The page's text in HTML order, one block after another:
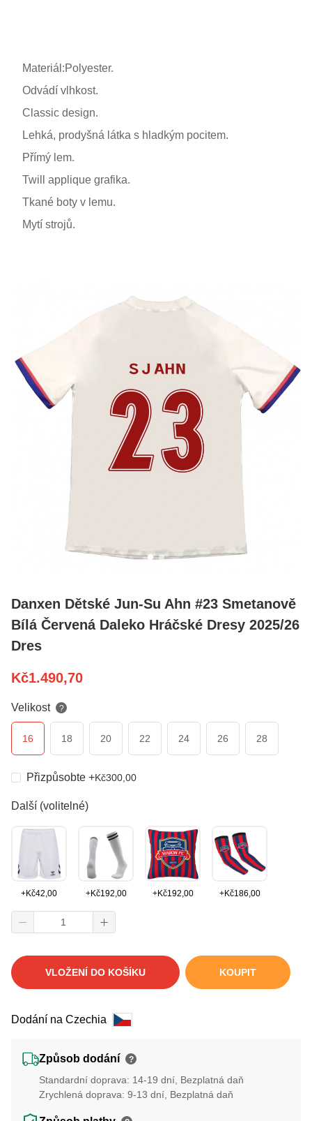
Materiál:Polyester.
Odvádí vlhkost.
Classic design.
Lehká, prodyšná látka s hladkým pocitem.
Přímý lem.
Twill applique grafika.
Tkané boty v lemu.
Mytí strojů.
Danxen Dětské Jun-Su Ahn #23 Smetanově
Bílá Červená Daleko Hráčské Dresy 2025/26
Dres
Kč1.490,70
Velikost ?
16 18 20 22 24 26 28
Přizpůsobte +Kč300,00
Další (volitelné)
+Kč42,00 +Kč192,00 +Kč192,00 +Kč186,00
VLOŽENÍ DO KOŠÍKU KOUPIT
Dodání na Czechia
Způsob dodání ?
Standardní doprava: 14-19 dní, Bezplatná daň
Zrychlená doprava: 9-13 dní, Bezplatná daň